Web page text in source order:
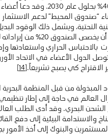
قطاع الشحن بنسبة 40٪ بحلول عام 2030.
“صندوق المحيط” لدعم
التحتية، ويشمل ذلك الوقود
الخضراء. ومن المنتظر أن يخصص
بالاحتباس الحراري واستعادتها
الدول الأعضاء في الاتحاد
الاقتراح كي يصبح تشريعاً.[14]
من قبل المنظمة البحرية
يزال العالم في حاجة إلى إطار
البحري. وقد أدى الطلب
والاستدامة البيئية إلى دفع
والبنوك إلى أخذ الأمور